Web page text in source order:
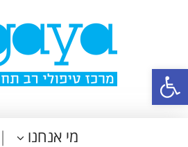
פתח סרגל נגישות
מי אנחנו